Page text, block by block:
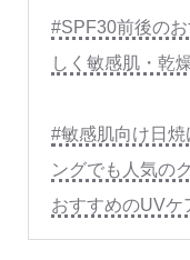
#SPF30前後の
しく敏感肌・乾
#敏感肌向け日
ングでも人気の
おすすめのUVケ